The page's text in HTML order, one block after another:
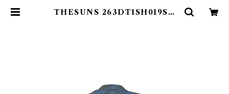
THESUNS 263DT1SH019SU